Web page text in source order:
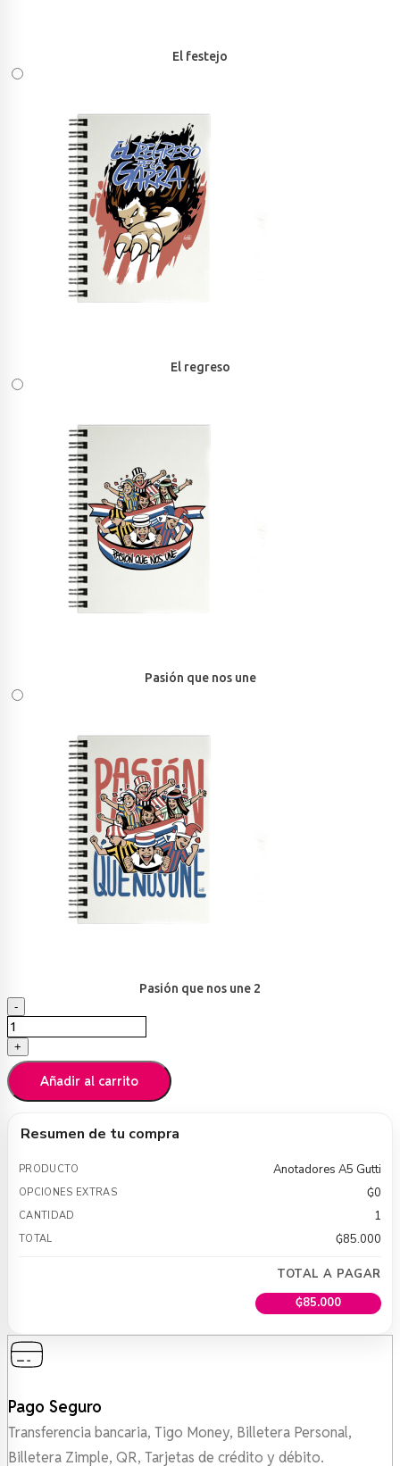
El festejo
El regreso
Pasión que nos une
Pasión que nos une 2
Anotadores
A5
Gutti
cantidad
-
+
Añadir al carrito
Resumen de tu compra
Anotadores A5 Gutti
₲0
1
₲85.000
TOTAL A PAGAR
₲85.000
Pago Seguro
Transferencia bancaria, Tigo Money, Billetera Personal,
Billetera Zimple, QR, Tarjetas de crédito y débito.